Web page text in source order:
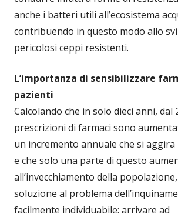
anche i batteri utili all’ecosistema
contribuendo in questo modo allo
pericolosi ceppi resistenti.
L’importanza di sensibilizzare
pazienti
Calcolando che in solo dieci anni, dal
prescrizioni di farmaci sono
un incremento annuale che si
e che solo una parte di questo
all’invecchiamento della
soluzione al problema
facilmente individuabile: arrivare ad